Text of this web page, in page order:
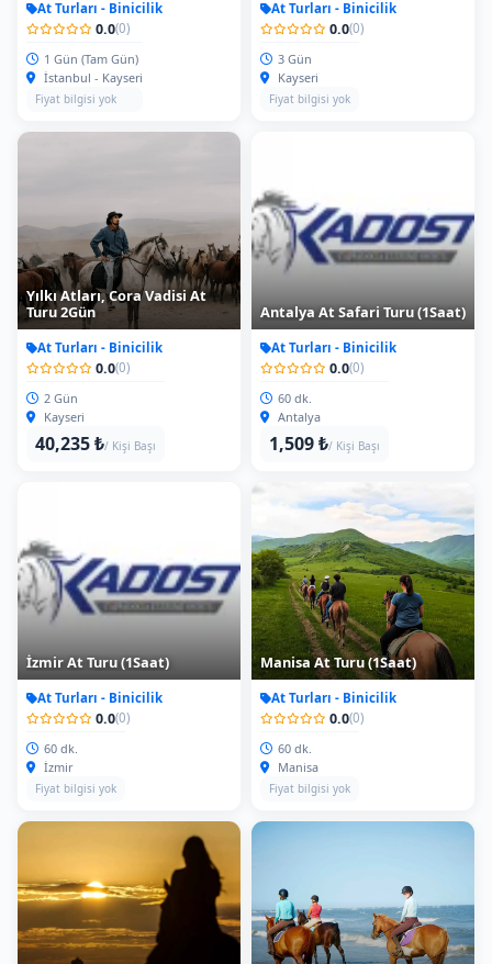
0.0(0)
İstanbul - Kayseri
Fiyat bilgisi yok
0.0(0)
Kayseri
Fiyat bilgisi yok
Yılkı Atları, Cora Vadisi At
Turu 2Gün
0.0(0)
Kayseri
40,235 ₺
Antalya At Safari Turu (1Saat)
0.0(0)
Antalya
1,509 ₺
İzmir At Turu (1Saat)
0.0(0)
İzmir
Fiyat bilgisi yok
Manisa At Turu (1Saat)
0.0(0)
Manisa
Fiyat bilgisi yok